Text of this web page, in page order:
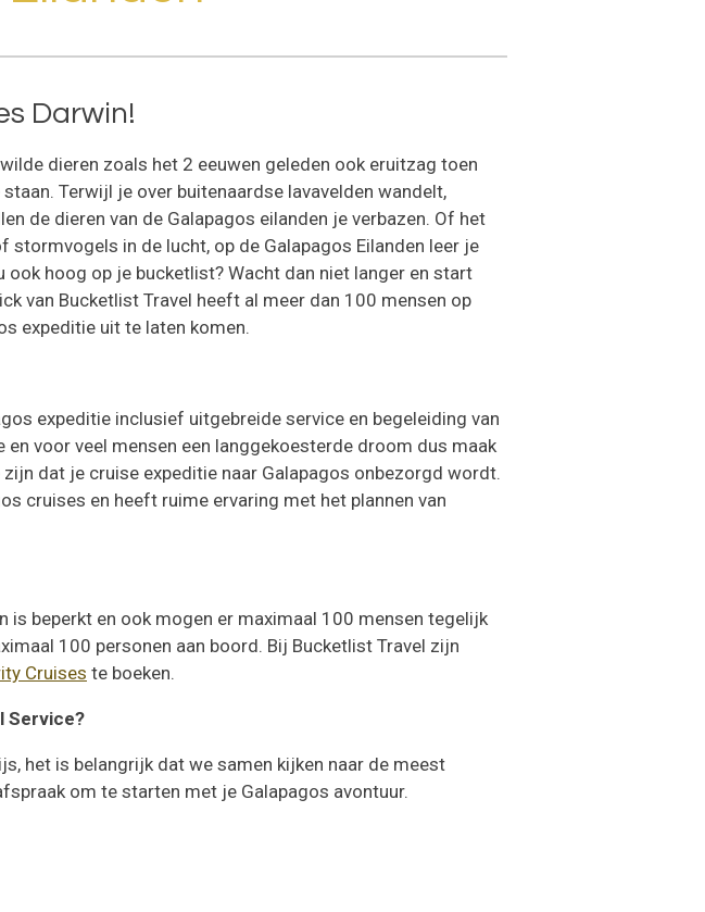
Darwin!
dieren zoals het 2 eeuwen geleden ook eruitzag toen
Terwijl je over buitenaardse lavavelden wandelt,
de dieren van de Galapagos eilanden je verbazen. Of het
in de lucht, op de Galapagos Eilanden leer je
hoog op je bucketlist? Wacht dan niet langer en start
van Bucketlist Travel heeft al meer dan 100 mensen op
expeditie uit te laten komen.
expeditie inclusief uitgebreide service en begeleiding van
voor veel mensen een langgekoesterde droom dus maak
dat je cruise expeditie naar Galapagos onbezorgd wordt.
cruises en heeft ruime ervaring met het plannen van
is beperkt en ook mogen er maximaal 100 mensen tegelijk
100 personen aan boord. Bij Bucketlist Travel zijn
Cruises te boeken.
Service?
het is belangrijk dat we samen kijken naar de meest
om te starten met je Galapagos avontuur.